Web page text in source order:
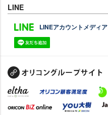
LINE
LINEアカウントメディア